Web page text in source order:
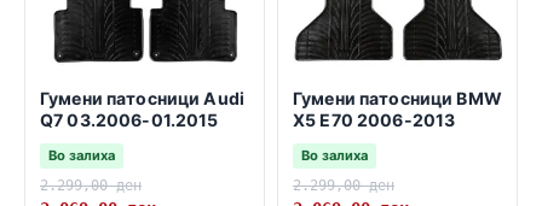
Гумени патосници Audi
Q7 03.2006-01.2015
Во залиха
2.299,00ден
Гумени патосници BMW
X5 E70 2006-2013
Во залиха
2.299,00ден